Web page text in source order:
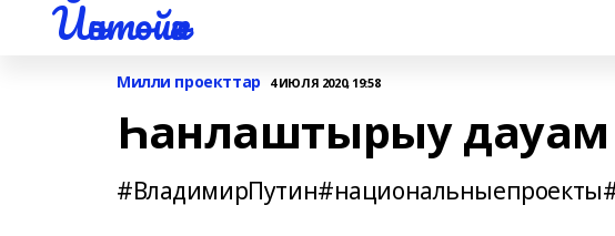
Йәнтөйәк
Милли проекттар 4 ИЮЛЯ 2020, 19:58
Һанлаштырыу дауам